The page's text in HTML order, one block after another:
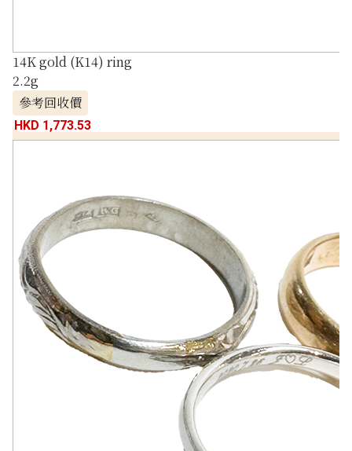
14K gold (K14) ring
2.2g
參考回收價
HKD 1,773.53